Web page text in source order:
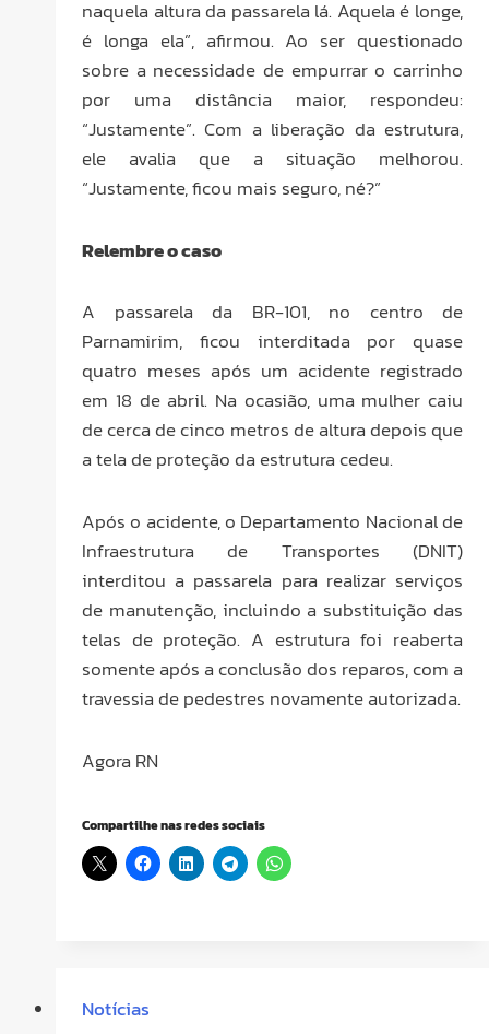
naquela altura da passarela lá. Aquela é longe,
é longa ela”, afirmou. Ao ser questionado
sobre a necessidade de empurrar o carrinho
por uma distância maior, respondeu:
“Justamente”. Com a liberação da estrutura,
ele avalia que a situação melhorou.
“Justamente, ficou mais seguro, né?”
Relembre o caso
A passarela da BR-101, no centro de
Parnamirim, ficou interditada por quase
quatro meses após um acidente registrado
em 18 de abril. Na ocasião, uma mulher caiu
de cerca de cinco metros de altura depois que
a tela de proteção da estrutura cedeu.
Após o acidente, o Departamento Nacional de
Infraestrutura de Transportes (DNIT)
interditou a passarela para realizar serviços
de manutenção, incluindo a substituição das
telas de proteção. A estrutura foi reaberta
somente após a conclusão dos reparos, com a
travessia de pedestres novamente autorizada.
Agora RN
Compartilhe nas redes sociais
Notícias